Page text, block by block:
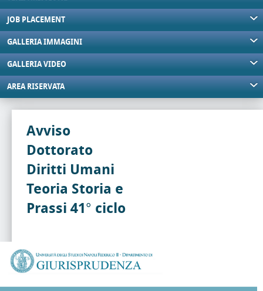
JOB PLACEMENT
GALLERIA IMMAGINI
GALLERIA VIDEO
AREA RISERVATA
Avviso
Dottorato
Diritti Umani
Teoria Storia e
Prassi 41° ciclo